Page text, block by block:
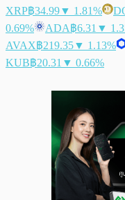
XRP฿34.99▼ 1.81%
0.69%
ADA฿6.31 ▼
AVAX฿219.35▼ 1.13%
KUB฿20.31 ▼ 0.66%